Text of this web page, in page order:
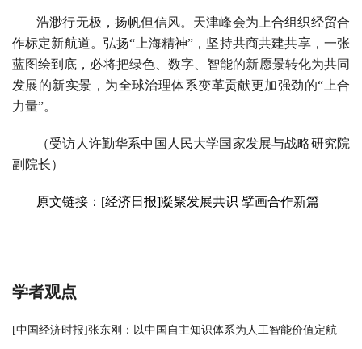
浩渺行无极，扬帆但信风。天津峰会为上合组织经贸合
作标定新航道。弘扬“上海精神”，坚持共商共建共享，一张
蓝图绘到底，必将把绿色、数字、智能的新愿景转化为共同
发展的新实景，为全球治理体系变革贡献更加强劲的“上合
力量”。
（受访人许勤华系中国人民大学国家发展与战略研究院
副院长）
原文链接：[经济日报]凝聚发展共识 擘画合作新篇
学者观点
[中国经济时报]张东刚：以中国自主知识体系为人工智能价值定航